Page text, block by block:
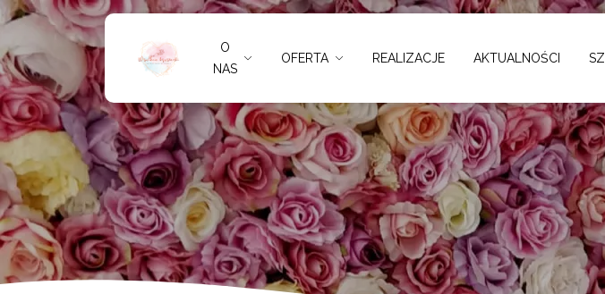
O
NAS
OFERTA REALIZACJE AKTUALNOŚCI
Weselne